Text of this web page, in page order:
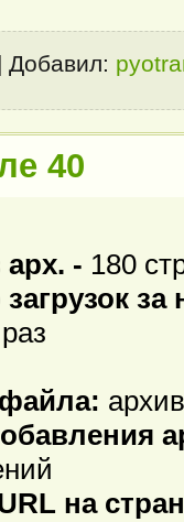
Добавил:
40
- 180
архив
на